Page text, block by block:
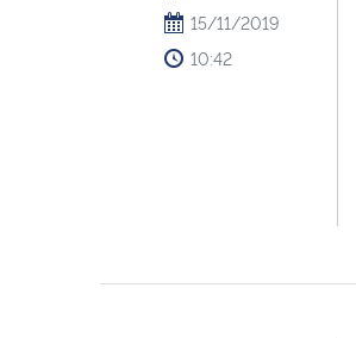
15/11/2019
10:42